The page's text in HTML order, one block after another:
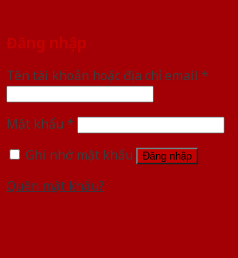
Đăng nhập
Tên tài khoản hoặc địa chỉ email *
Mật khẩu *
Ghi nhớ mật khẩu
Đăng nhập
Quên mật khẩu?